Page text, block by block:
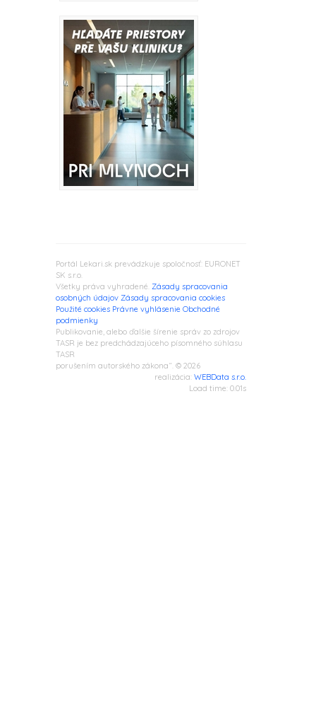
Portál Lekari.sk prevádzkuje spoločnosť: EURONET
SK s.r.o.
Všetky práva vyhradené. Zásady spracovania
osobných údajov Zásady spracovania cookies
Použité cookies Právne vyhlásenie Obchodné
podmienky
Publikovanie, alebo ďalšie šírenie správ zo zdrojov
TASR je bez predchádzajúceho písomného súhlasu
TASR
porušením autorského zákona“. © 2026
realizácia: WEBData s.r.o.
Load time: 0.01s